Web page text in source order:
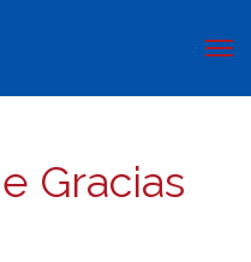
Gracias